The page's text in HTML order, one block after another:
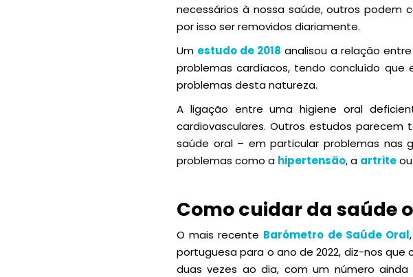
necessários à nossa saúde, outros podem
por isso ser removidos diariamente.
Um estudo de 2018 analisou a relação
problemas cardíacos, tendo concluído
problemas desta natureza.
A ligação entre uma higiene oral
cardiovasculares. Outros estudos
saúde oral – em particular problemas nas
problemas como a hipertensão, a artrite
Como cuidar da saúde
O mais recente Barómetro de Saúde Oral
portuguesa para o ano de 2022, diz-nos que
duas vezes ao dia, com um número